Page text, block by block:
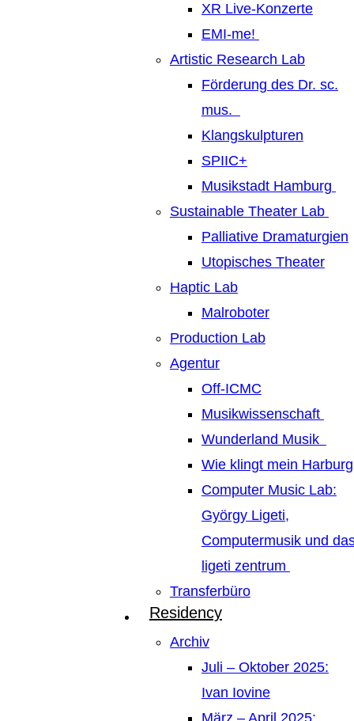
XR Live-Konzerte
EMI-me!
Artistic Research Lab
Förderung des Dr. sc.
mus.
Klangskulpturen
SPIIC+
Musikstadt Hamburg
Sustainable Theater Lab
Palliative Dramaturgien
Utopisches Theater
Haptic Lab
Malroboter
Production Lab
Agentur
Off-ICMC
Musikwissenschaft
Wunderland Musik
Wie klingt mein Harburg
Computer Music Lab:
György Ligeti,
Computermusik und
ligeti zentrum
Transferbüro
Residency
Archiv
Juli – Oktober 2025:
Ivan Iovine
März – April 2025: